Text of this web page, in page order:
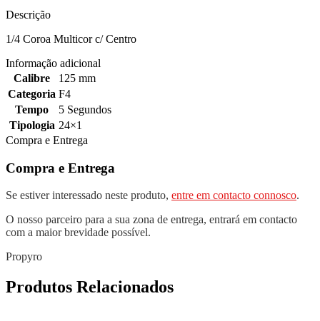
Descrição
1/4 Coroa Multicor c/ Centro
Informação adicional
Calibre
125 mm
Categoria F4
Tempo
5 Segundos
Tipologia 24×1
Compra e Entrega
Compra e Entrega
Se estiver interessado neste produto, entre em contacto connosco.
O nosso parceiro para a sua zona de entrega, entrará em contacto
com a maior brevidade possível.
Propyro
Produtos Relacionados